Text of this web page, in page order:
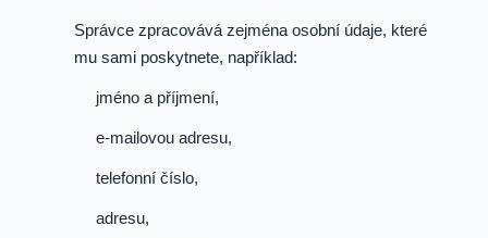
Správce zpracovává zejména osobní údaje, které
mu sami poskytnete, například:
jméno a příjmení,
e-mailovou adresu,
telefonní číslo,
adresu,